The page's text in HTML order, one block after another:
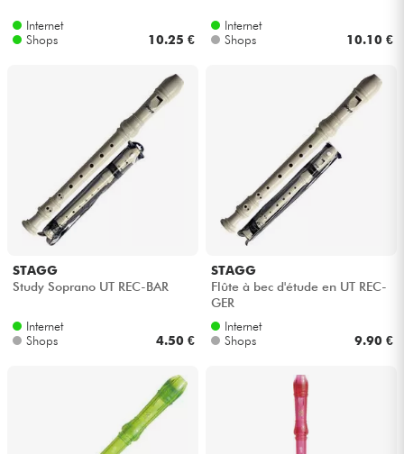
Drums
Blasinstrumente
Kinder
Kabel & Zubehöre
Internet
Shops
10.25 €
Internet
Shops
10.10 €
STAGG
Study Soprano UT REC-BAR
Internet
Shops
4.50 €
STAGG
Flûte à bec d'étude en UT REC-
GER
Internet
Shops
9.90 €